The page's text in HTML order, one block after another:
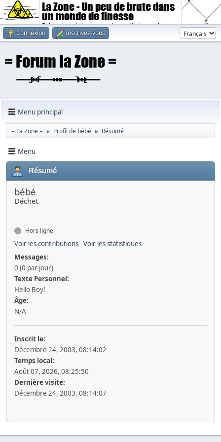
La Zone - Un peu de brute dans
un monde de finesse
Publication de textes sombres, débiles, violents.
Connexion
Inscrivez-vous
Menu principal
= La Zone = ► Profil de bébé ► Résumé
Menu
Résumé
bébé
Déchet
Hors ligne
Voir les contributions Voir les statistiques
Messages:
0 (0 par jour)
Texte Personnel:
Hello Boy!
Âge:
N/A
Inscrit le:
Décembre 24, 2003, 08:14:02
Temps local:
Août 07, 2026, 08:25:50
Dernière visite:
Décembre 24, 2003, 08:14:07